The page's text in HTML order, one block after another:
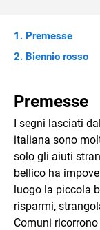
Premesse
Biennio rosso
Premesse
I segni lasciati
italiana sono
solo gli aiuti
bellico ha
luogo la piccola
risparmi,
Comuni